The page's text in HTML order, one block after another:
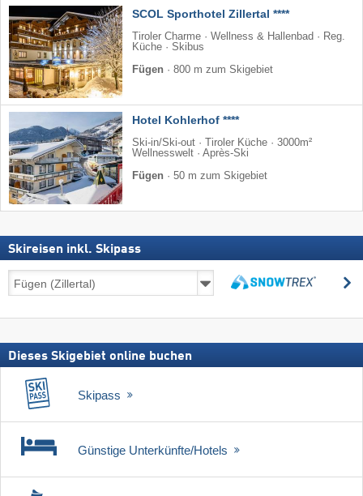
SCOL Sporthotel Zillertal ****
Tiroler Charme · Wellness & Hallenbad · Reg.
Küche · Skibus
Fügen · 800 m zum Skigebiet
Hotel Kohlerhof ****
Ski-in/Ski-out · Tiroler Küche · 3000m²
Wellnesswelt · Après-Ski
Fügen · 50 m zum Skigebiet
Skireisen inkl. Skipass
inkl.
Dieses Skigebiet online buchen
Skipass
Günstige Unterkünfte/Hotels